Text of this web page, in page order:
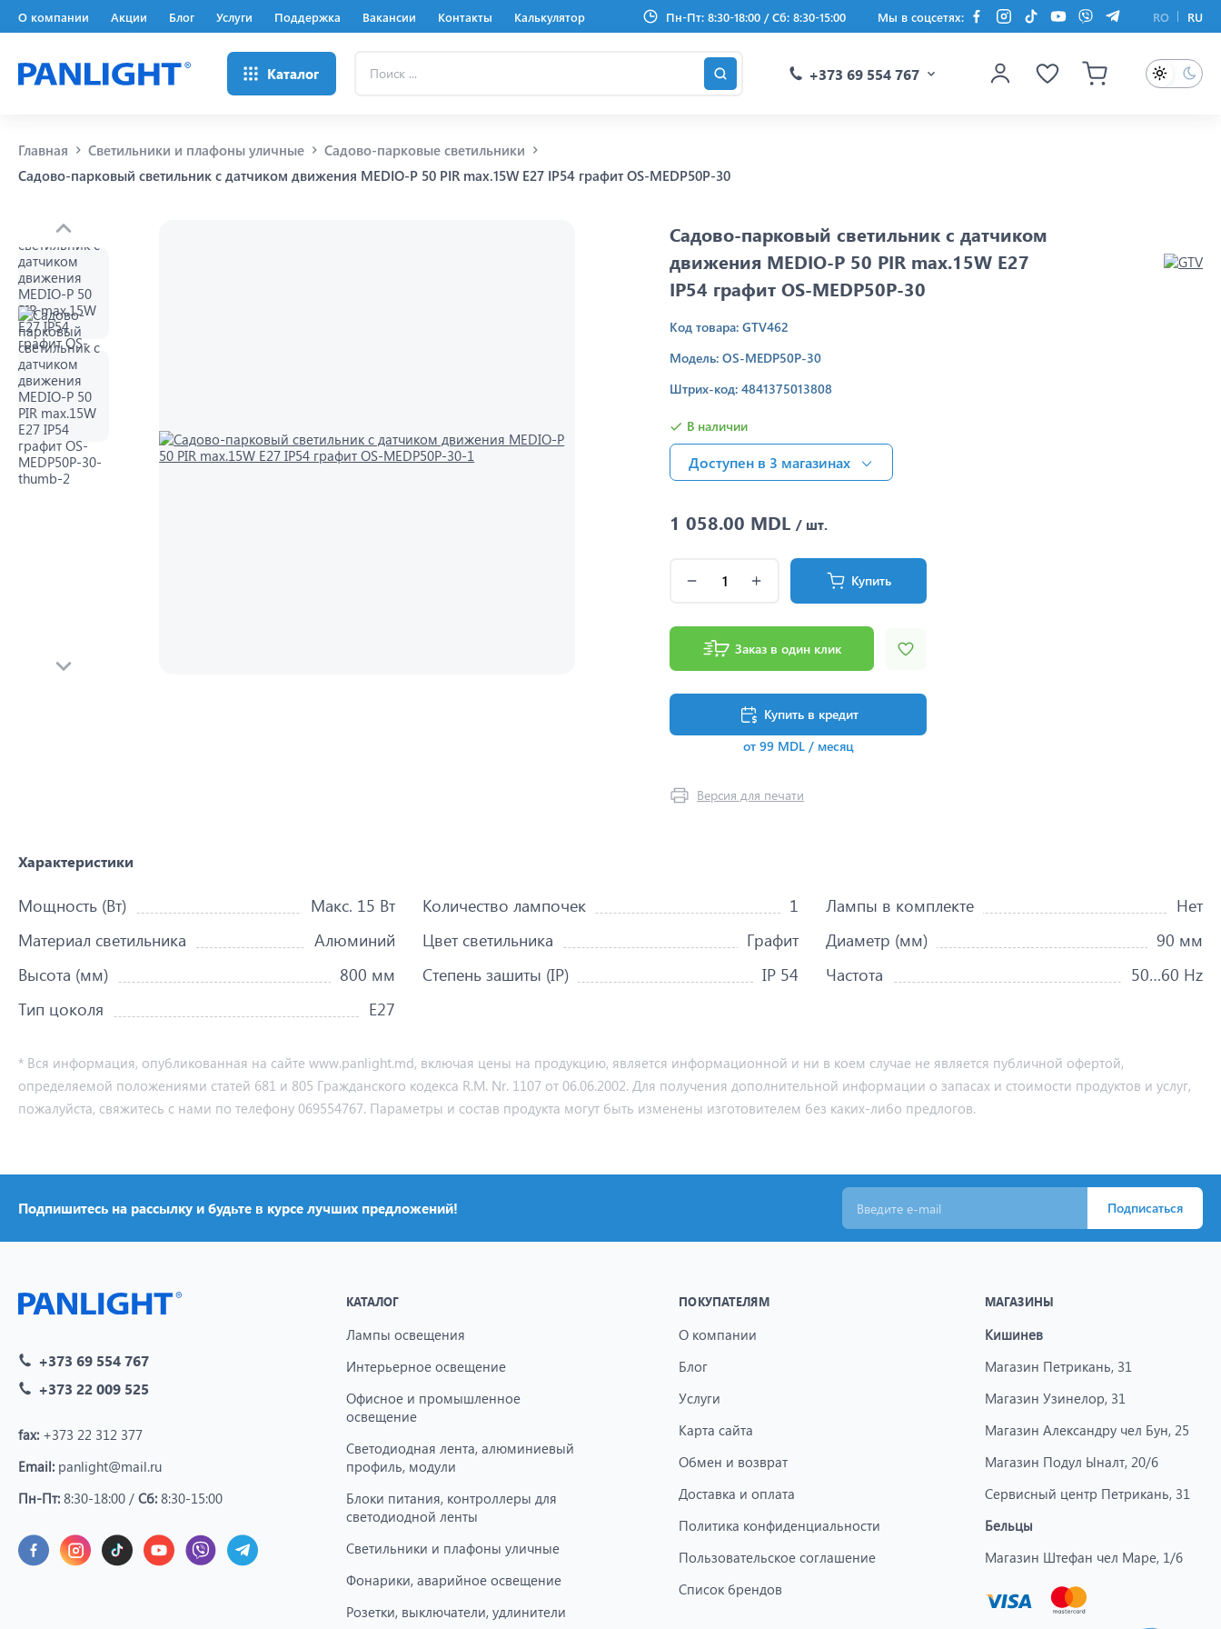
О компании Акции Блог Услуги Поддержка Вакансии Контакты Калькулятор Пн-Пт: 8:30-18:00 / Сб: 8:30-15:00 Мы в соцсетях: RO RU
Каталог +373 69 554 767
Главная Светильники и плафоны уличные
Садово-парковые светильники
Садово-парковый светильник с датчиком движения MEDIO-P 50 PIR max.15W E27 IP54 графит OS-MEDP50P-30
Садово-парковый светильник с датчиком
движения MEDIO-P 50 PIR max.15W E27
IP54 графит OS-MEDP50P-30
Код товара: GTV462
Модель: OS-MEDP50P-30
Штрих-код: 4841375013808
В наличии
Доступен в 3 магазинах
1 058.00 MDL/ шт.
Купить
Заказ в один клик
Купить в кредит
от 99 MDL / месяц
Версия для печати
Характеристики
Мощность (Вт) Макс. 15 Вт Количество лампочек 1 Лампы в комплекте
Нет
Материал светильника
Алюминий Цвет светильника Графит Диаметр (мм)
90 мм
Высота (мм)
800 мм Степень зашиты (IP) IP 54 Частота
50…60 Hz
Тип цоколя
Е27
* Вся информация, опубликованная на сайте www.panlight.md, включая цены на продукцию, является информационной и ни в коем случае не является публичной офертой,
определяемой положениями статей 681 и 805 Гражданского кодекса R.M. Nr. 1107 от 06.06.2002. Для получения дополнительной информации о запасах и стоимости продуктов и услуг,
пожалуйста, свяжитесь с нами по телефону 069554767. Параметры и состав продукта могут быть изменены изготовителем без каких-либо предлогов.
Подпишитесь на рассылку и будьте в курсе лучших предложений! Подписаться
+373 69 554 767
+373 22 009 525
fax: +373 22 312 377
Email: panlight@mail.ru
Пн-Пт: 8:30-18:00 / Сб: 8:30-15:00
КАТАЛОГ
Лампы освещения
Интерьерное освещение
Офисное и промышленное
освещение
Светодиодная лента, алюминиевый
профиль, модули
Блоки питания, контроллеры для
светодиодной ленты
Светильники и плафоны уличные
Фонарики, аварийное освещение
Розетки, выключатели, удлинители
ПОКУПАТЕЛЯМ
О компании
Блог
Услуги
Карта сайта
Обмен и возврат
Доставка и оплата
Политика конфиденциальности
Пользовательское соглашение
Список брендов
МАГАЗИНЫ
Кишинев
Магазин Петрикань, 31
Магазин Узинелор, 31
Магазин Александру чел Бун, 25
Магазин Подул Ыналт, 20/6
Сервисный центр Петрикань, 31
Бельцы
Магазин Штефан чел Маре, 1/6